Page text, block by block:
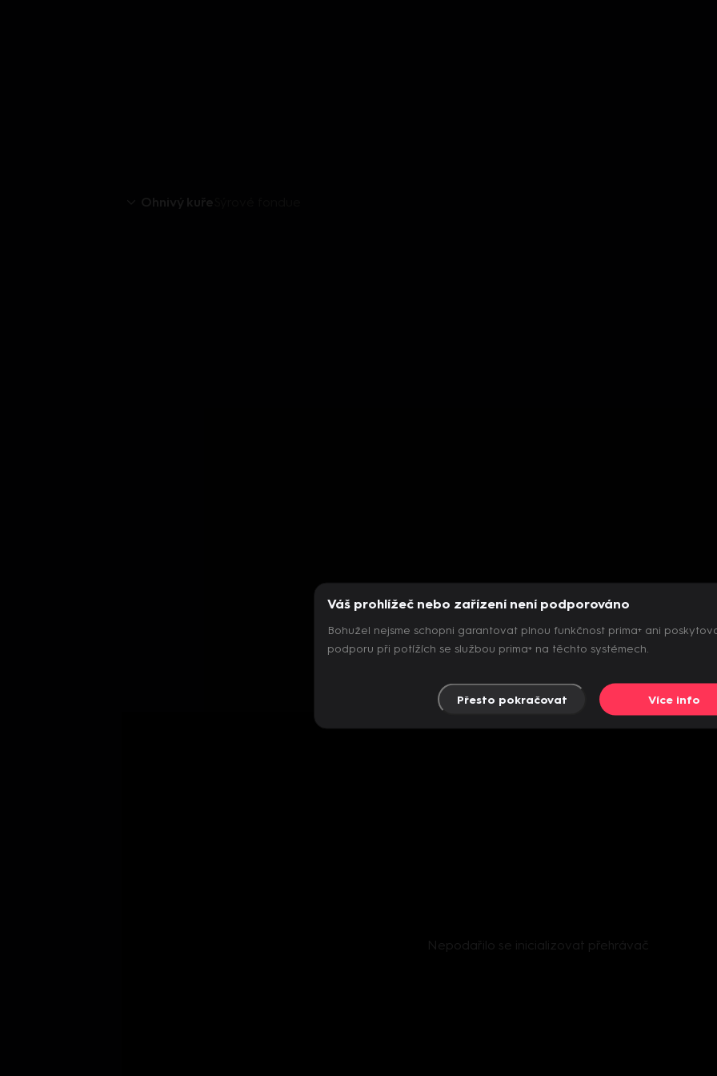
Nepodařilo se inicializovat přehrávač
Váš prohlížeč nebo zařízení není podporováno
Bohužel nejsme schopni garantovat plnou funkčnost prima+ ani
podporu při potížích se službou prima+ na těchto systémech.
Přesto pokračovat Více info